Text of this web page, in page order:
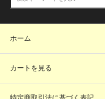
ホーム
カートを見る
特定商取引法に基づく表記